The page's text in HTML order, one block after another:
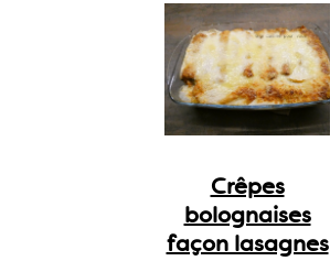
Crêpes
bolognaises
façon lasagnes